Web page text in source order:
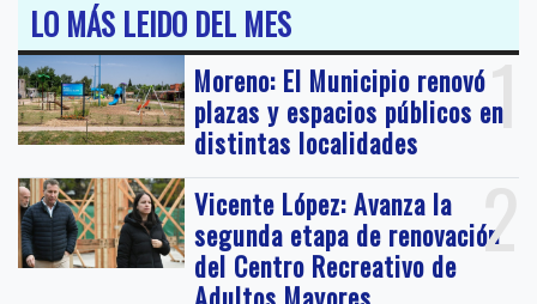
LO MÁS LEIDO DEL MES
1
Moreno: El Municipio renovó
plazas y espacios públicos en
distintas localidades
2
Vicente López: Avanza la
segunda etapa de renovación
del Centro Recreativo de